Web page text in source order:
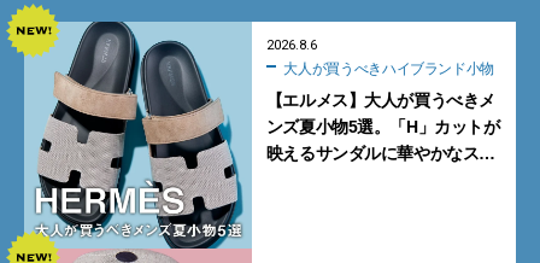
2026.8.6
大人が買うべきハイブランド小物
【エルメス】大人が買うべきメ
ンズ夏小物5選。「H」カットが
映えるサンダルに華やかなス